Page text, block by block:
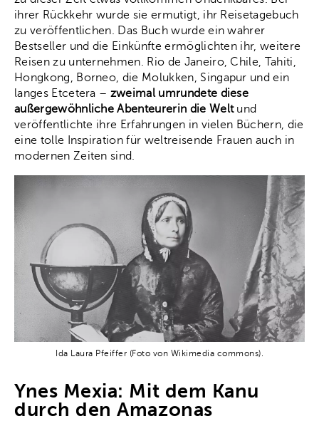
ihrer Rückkehr wurde sie ermutigt, ihr Reisetagebuch
zu veröffentlichen. Das Buch wurde ein wahrer
Bestseller und die Einkünfte ermöglichten ihr, weitere
Reisen zu unternehmen. Rio de Janeiro, Chile, Tahiti,
Hongkong, Borneo, die Molukken, Singapur und ein
langes Etcetera – zweimal umrundete diese
außergewöhnliche Abenteurerin die Weltund
veröffentlichte ihre Erfahrungen in vielen Büchern, die
eine tolle Inspiration für weltreisende Frauen auch in
modernen Zeiten sind.
Ida Laura Pfeiffer (Foto von Wikimedia commons).
Ynes Mexia: Mit dem Kanu
durch den Amazonas